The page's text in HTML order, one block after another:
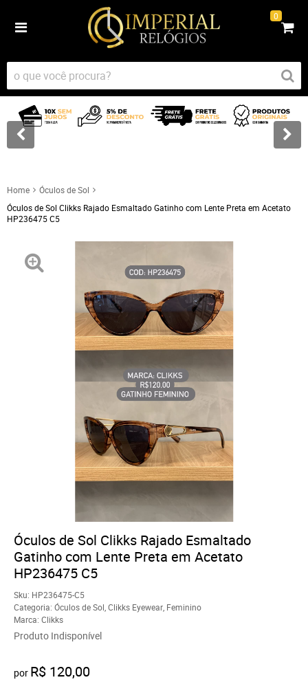
0
Home
Óculos de Sol
Óculos de Sol Clikks Rajado Esmaltado Gatinho com Lente Preta em Acetato
HP236475 C5
Óculos de Sol Clikks Rajado Esmaltado
Gatinho com Lente Preta em Acetato
HP236475 C5
Sku: HP236475-C5
Categoria: Óculos de Sol Clikks Eyewear Feminino
Marca: Clikks
Produto Indisponível
por R$ 120,00